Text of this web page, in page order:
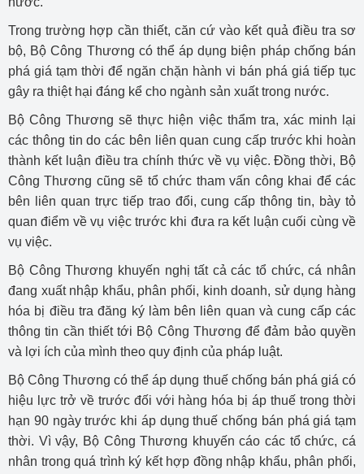
Trong trường hợp cần thiết, căn cứ vào kết quả điều tra sơ
bộ, Bộ Công Thương có thể áp dụng biện pháp chống bán
phá giá tạm thời để ngăn chặn hành vi bán phá giá tiếp tục
gây ra thiệt hại đáng kể cho ngành sản xuất trong nước.
Bộ Công Thương sẽ thực hiện việc thẩm tra, xác minh lại
các thông tin do các bên liên quan cung cấp trước khi hoàn
thành kết luận điều tra chính thức về vụ việc. Đồng thời, Bộ
Công Thương cũng sẽ tổ chức tham vấn công khai để các
bên liên quan trực tiếp trao đổi, cung cấp thông tin, bày tỏ
quan điểm về vụ việc trước khi đưa ra kết luận cuối cùng về
vụ việc.
Bộ Công Thương khuyến nghị tất cả các tổ chức, cá nhân
đang xuất nhập khẩu, phân phối, kinh doanh, sử dụng hàng
hóa bị điều tra đăng ký làm bên liên quan và cung cấp các
thông tin cần thiết tới Bộ Công Thương để đảm bảo quyền
và lợi ích của mình theo quy định của pháp luật.
Bộ Công Thương có thể áp dụng thuế chống bán phá giá có
hiệu lực trở về trước đối với hàng hóa bị áp thuế trong thời
hạn 90 ngày trước khi áp dụng thuế chống bán phá giá tạm
thời. Vì vậy, Bộ Công Thương khuyến cáo các tổ chức, cá
nhân trong quá trình ký kết hợp đồng nhập khẩu, phân phối,